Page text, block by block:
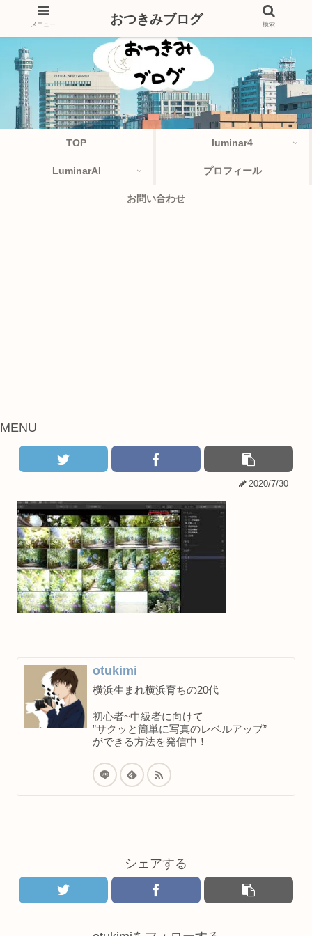
TOP luminar4
LuminarAI プロフィール
お問い合わせ
MENU
2020/7/30
otukimi
横浜生まれ横浜育ちの20代
初心者~中級者に向けて
”サクッと簡単に写真のレベルアップ”
ができる方法を発信中！
シェアする
メニュー おつきみブログ 検索